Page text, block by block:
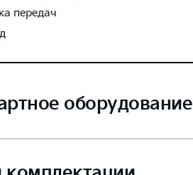
передач
оборудование